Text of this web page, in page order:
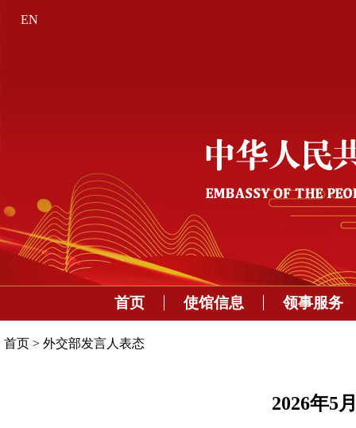
EN
首页 使馆信息 领事服务
首页 > 外交部发言人表态
2026年5